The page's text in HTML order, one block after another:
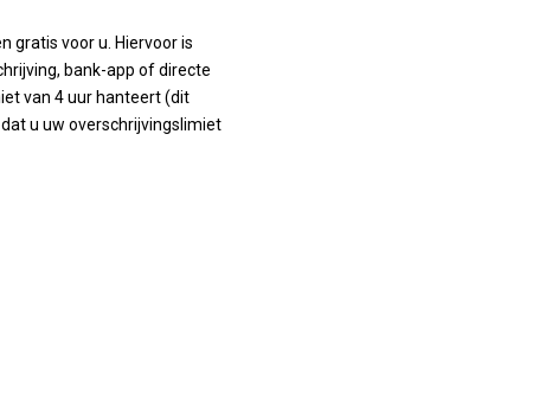
gratis voor u. Hiervoor is
bank-app of directe
van 4 uur hanteert (dit
u uw overschrijvingslimiet